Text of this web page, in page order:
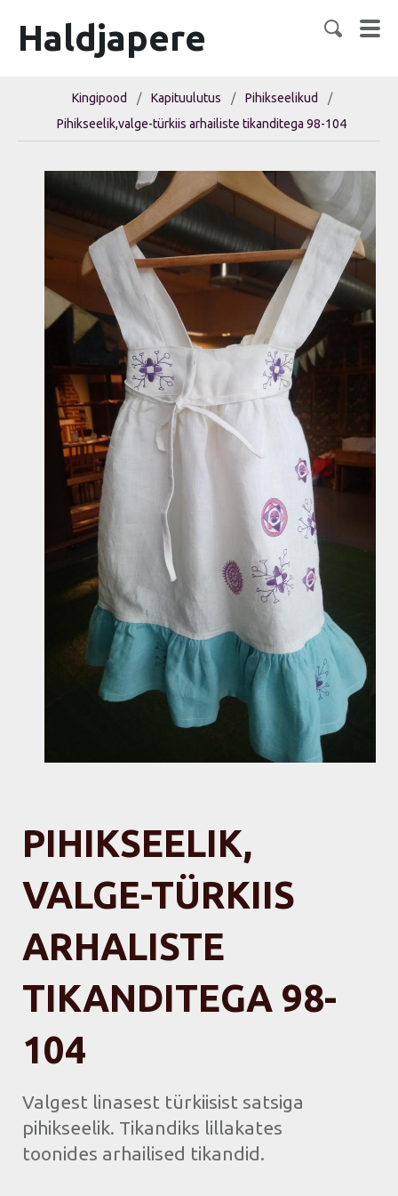
Haldjapere
Kingipood / Kapituulutus / Pihikseelikud
/
Pihikseelik,valge-türkiis arhailiste tikanditega 98-104
PIHIKSEELIK,
VALGE-TÜRKIIS
ARHALISTE
TIKANDITEGA 98-
104
Valgest linasest türkiisist satsiga
pihikseelik. Tikandiks lillakates
toonides arhailised tikandid.